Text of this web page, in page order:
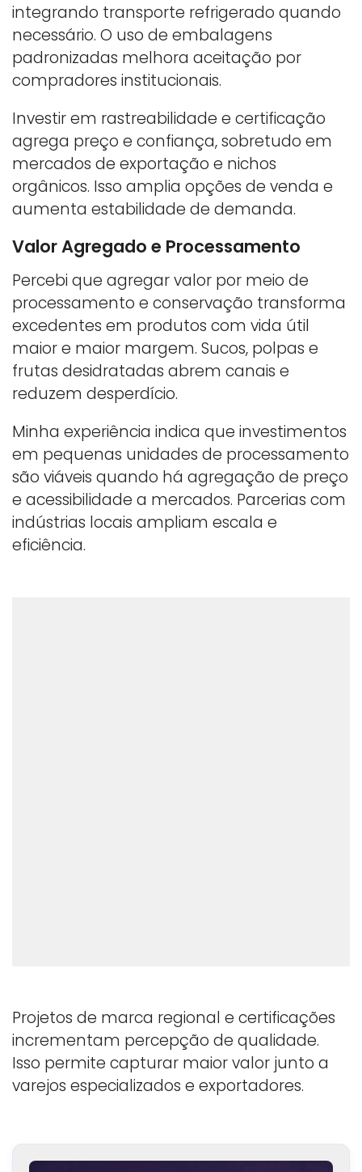
integrando transporte refrigerado quando
necessário. O uso de embalagens
padronizadas melhora aceitação por
compradores institucionais.
Investir em rastreabilidade e certificação
agrega preço e confiança, sobretudo em
mercados de exportação e nichos
orgânicos. Isso amplia opções de venda e
aumenta estabilidade de demanda.
Valor Agregado e Processamento
Percebi que agregar valor por meio de
processamento e conservação transforma
excedentes em produtos com vida útil
maior e maior margem. Sucos, polpas e
frutas desidratadas abrem canais e
reduzem desperdício.
Minha experiência indica que investimentos
em pequenas unidades de processamento
são viáveis quando há agregação de preço
e acessibilidade a mercados. Parcerias com
indústrias locais ampliam escala e
eficiência.
Projetos de marca regional e certificações
incrementam percepção de qualidade.
Isso permite capturar maior valor junto a
varejos especializados e exportadores.